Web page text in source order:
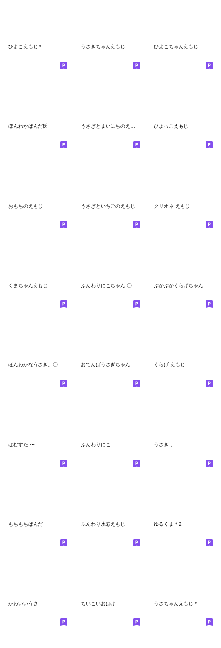
ひよこえもじ * うさぎちゃんえもじ ひよこちゃんえもじ
ほんわかぱんだ氏 うさぎとまいにちのえもじ ひよっこえもじ
おもちのえもじ うさぎといちごのえもじ クリオネ えもじ
くまちゃんえもじ ふんわりにこちゃん 〇 ぷかぷかくらげちゃん
ほんわかなうさぎ。〇 おてんばうさぎちゃん くらげ えもじ
はむすた 〜 ふんわりにこ うさぎ 。
もちもちぱんだ ふんわり水彩えもじ ゆるくま＊2
かわいいうさ ちいこいおばけ うさちゃんえもじ *